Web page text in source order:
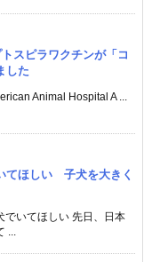
スピラワクチンが「コ
した
Animal Hospital A ...
てほしい 子犬を大きく
でいてほしい 先日、日本
...